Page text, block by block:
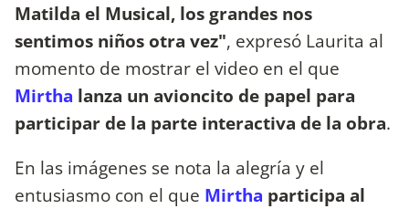
Matilda el Musical, los grandes nos
sentimos niños otra vez", expresó Laurita al
momento de mostrar el video en el que
Mirtha lanza un avioncito de papel para
participar de la parte interactiva de la obra.
En las imágenes se nota la alegría y el
entusiasmo con el que Mirtha participa al